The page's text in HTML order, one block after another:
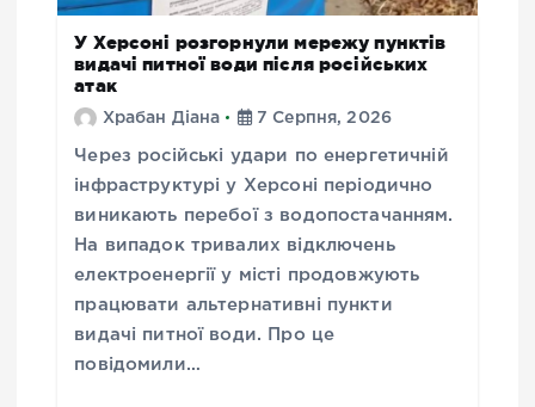
У Херсоні розгорнули мережу пунктів
видачі питної води після російських
атак
Храбан Діана 7 Серпня, 2026
Через російські удари по енергетичній
інфраструктурі у Херсоні періодично
виникають перебої з водопостачанням.
На випадок тривалих відключень
електроенергії у місті продовжують
працювати альтернативні пункти
видачі питної води. Про це
повідомили…